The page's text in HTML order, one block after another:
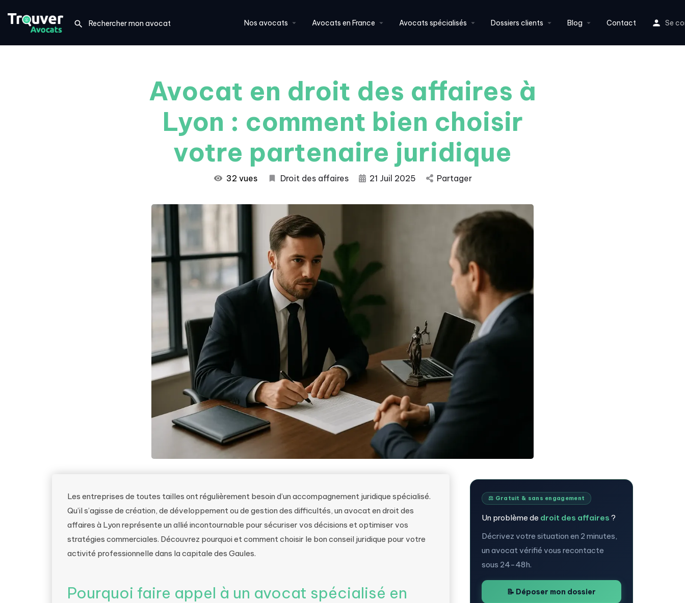
Nos avocats Avocats en France Avocats spécialisés Dossiers clients Blog Contact Se
Avocat en droit des affaires à
Lyon : comment bien choisir
votre partenaire juridique
32 vues Droit des affaires 21 Juil 2025 Partager
Les entreprises de toutes tailles ont régulièrement besoin d’un accompagnement juridique spécialisé.
Qu’il s’agisse de création, de développement ou de gestion des difficultés, un avocat en droit des
affaires à Lyon représente un allié incontournable pour sécuriser vos décisions et optimiser vos
stratégies commerciales. Découvrez pourquoi et comment choisir le bon conseil juridique pour votre
activité professionnelle dans la capitale des Gaules.
Pourquoi faire appel à un avocat spécialisé en
⚖️ Gratuit & sans engagement
Un problème de droit des affaires ?
Décrivez votre situation en 2 minutes,
un avocat vérifié vous recontacte
sous 24-48h.
📝 Déposer mon dossier